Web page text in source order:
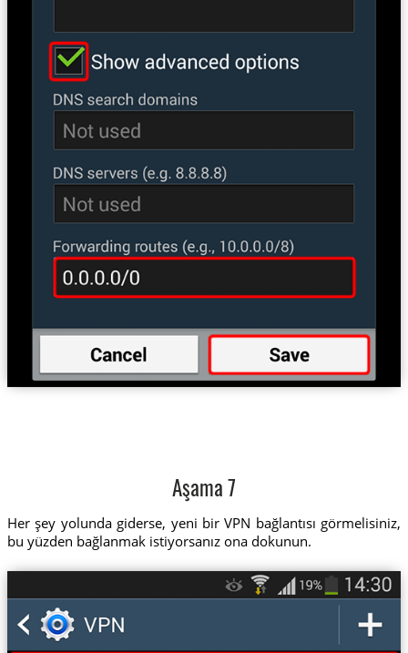
Aşama 7
Her şey yolunda giderse, yeni bir VPN bağlantısı görmelisiniz,
bu yüzden bağlanmak istiyorsanız ona dokunun.